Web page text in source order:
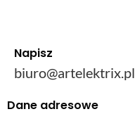
Napisz
biuro@artelektrix.pl
Dane adresowe